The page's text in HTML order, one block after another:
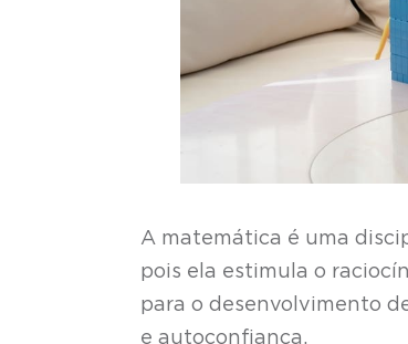
A matemática é uma
pois ela estimula o
para o desenvolvimento
e autoconfiança.